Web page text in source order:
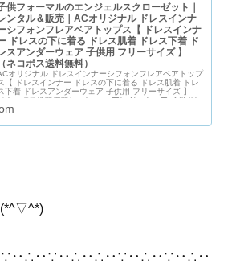
供フォーマルのエンジェルスクローゼット｜
ンタル＆販売｜ACオリジナル ドレスインナ
シフォンフレアベアトップス【 ドレスインナ
ドレスの下に着る ドレス肌着 ドレス下着 ド
スアンダーウェア 子供用 フリーサイズ 】
（ネコポス送料無料）
オリジナル ドレスインナーシフォンフレアベアトップ
【 ドレスインナー ドレスの下に着る ドレス肌着 ドレ
下着 ドレスアンダーウェア 子供用 フリーサイズ 】
（ネコポス送料無料） パニエ・アンダーウェア 子供ドレ
のエンジェルスクローゼット【本店】 レンタル＆販売
(*^▽^*)